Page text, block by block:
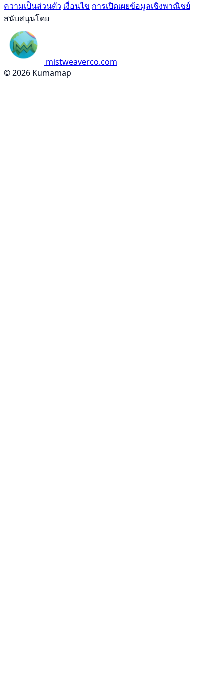
ความเป็นส่วนตัว เงื่อนไข การเปิดเผยข้อมูลเชิงพาณิชย์
สนับสนุนโดย
mistweaverco.com
© 2026 Kumamap